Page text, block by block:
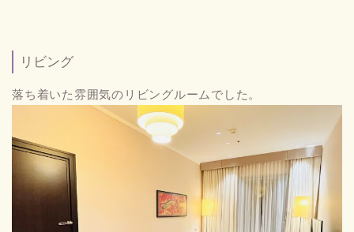
リビング
落ち着いた雰囲気のリビングルームでした。